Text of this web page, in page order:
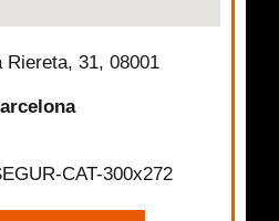
Riereta, 31, 08001